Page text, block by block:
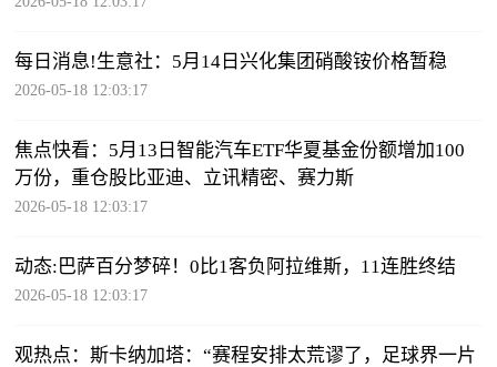
每日消息!生意社：5月14日兴化集团硝酸铵价格暂稳
2026-05-18 12:03:17
焦点快看：5月13日智能汽车ETF华夏基金份额增加100
万份，重仓股比亚迪、立讯精密、赛力斯
2026-05-18 12:03:17
动态:巴萨百分梦碎！0比1客负阿拉维斯，11连胜终结
2026-05-18 12:03:17
观热点：斯卡纳加塔：“赛程安排太荒谬了，足球界一片